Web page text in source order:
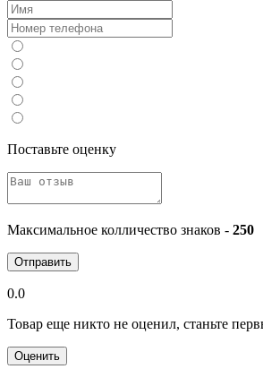
Поставьте оценку
Максимальное колличество знаков - 250
Отправить
0.0
Товар еще никто не оценил, станьте
Оценить